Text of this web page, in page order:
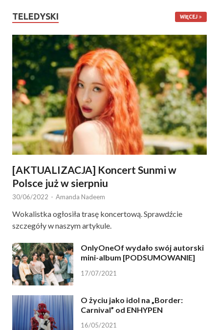
TELEDYSKI WIĘCEJ
[AKTUALIZACJA] Koncert Sunmi w
Polsce już w sierpniu
30/06/2022 - Amanda Nadeem
Wokalistka ogłosiła trasę koncertową. Sprawdźcie
szczegóły w naszym artykule.
OnlyOneOf wydało swój autorski
mini-album [PODSUMOWANIE]
17/07/2021
O życiu jako idol na „Border:
Carnival” od ENHYPEN
16/05/2021